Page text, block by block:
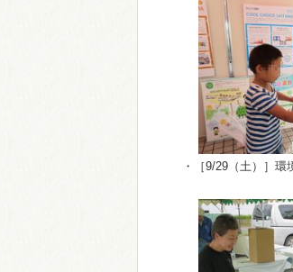
・［9/29（土）］